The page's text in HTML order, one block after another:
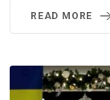
READ MORE